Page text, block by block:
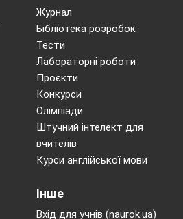
Журнал
Бібліотека розробок
Тести
Лабораторні роботи
Проєкти
Конкурси
Олімпіади
Штучний інтелект для
вчителів
Курси англійської мови
Інше
Вхід для учнів (naurok.ua)